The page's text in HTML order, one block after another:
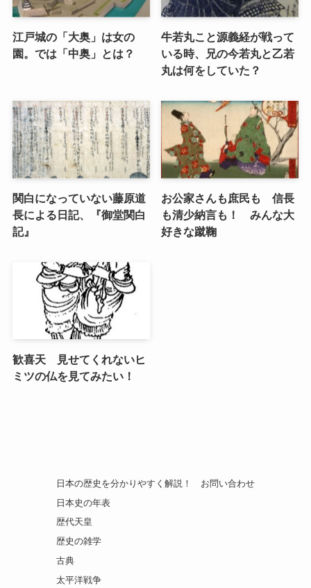
江戸城の「大奥」は女の
園。では「中奥」とは？
牛若丸こと源義経が戦って
いる時、兄の今若丸と乙若
丸は何をしていた？
関白になっていない藤原道
長による日記、『御堂関白
記』
お公家さんも庶民も 信長
も清少納言も！ みんな大
好きな蹴鞠
歓喜天 見せてくれないヒ
ミツの仏を見てみたい！
日本の歴史を分かりやすく解説！
日本史の年表
歴代天皇
歴史の雑学
古典
太平洋戦争
お問い合わせ